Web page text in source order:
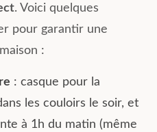
. Voici quelques
pour garantir une
:
: casque pour la
les couloirs le soir, et
à 1h du matin (même